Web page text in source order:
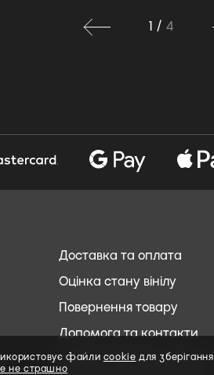
1 / 4
Доставка та оплата
Оцінка стану вінілу
Повернення товару
Допомога та контакти
Обслуговування клієнтів
файли cookie для зберігання
не страшно